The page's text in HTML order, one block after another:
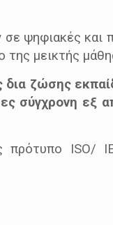
ψηφιακές και
της μεικτής
ζώσης
σύγχρονη εξ
πρότυπο ISO/